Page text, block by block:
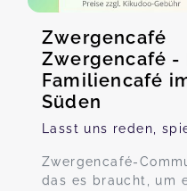
Zwergencafé
Zwergencafé -
Familiencafé
Süden
Lasst uns reden,
Zwergencafé-
das es braucht, um